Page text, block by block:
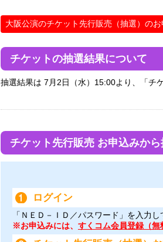
大阪公演のチケット先行販売（抽選）の
チケットの抽選結果について
抽選結果は 7月2日（水）15:00より、「チ
チケット先行販売 お申込みか
ログイン
「ＮＥＤ－ＩＤ／パスワード」を入力し
※お申込みには、 すくコム会員登録（無